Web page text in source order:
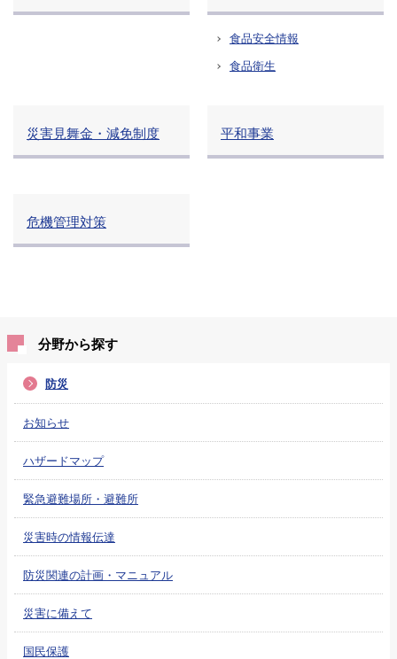
食品安全情報
食品衛生
災害見舞金・減免制度 平和事業
危機管理対策
分野から探す
防災
お知らせ
ハザードマップ
緊急避難場所・避難所
災害時の情報伝達
防災関連の計画・マニュアル
災害に備えて
国民保護